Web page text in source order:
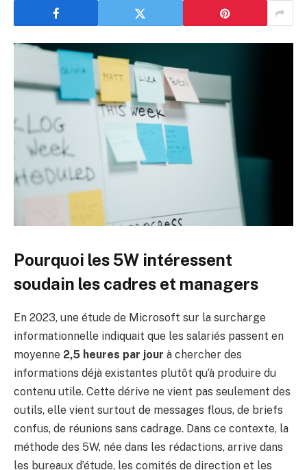
Pourquoi les 5W intéressent
soudain les cadres et managers
En 2023, une étude de Microsoft sur la surcharge
informationnelle indiquait que les salariés passent en
moyenne 2,5 heures par jour à chercher des
informations déjà existantes plutôt qu’à produire du
contenu utile. Cette dérive ne vient pas seulement des
outils, elle vient surtout de messages flous, de briefs
confus, de réunions sans cadrage. Dans ce contexte, la
méthode des 5W, née dans les rédactions, arrive dans
les bureaux d’étude, les comités de direction et les